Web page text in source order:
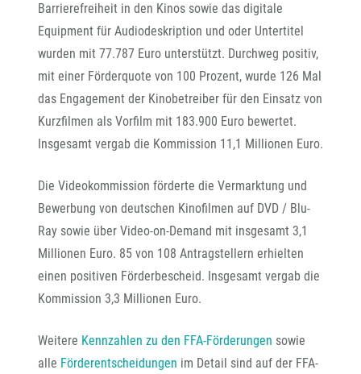
Barrierefreiheit in den Kinos sowie das digitale
Equipment für Audiodeskription und oder Untertitel
wurden mit 77.787 Euro unterstützt. Durchweg positiv,
mit einer Förderquote von 100 Prozent, wurde 126 Mal
das Engagement der Kinobetreiber für den Einsatz von
Kurzfilmen als Vorfilm mit 183.900 Euro bewertet.
Insgesamt vergab die Kommission 11,1 Millionen Euro.
Die Videokommission förderte die Vermarktung und
Bewerbung von deutschen Kinofilmen auf DVD / Blu-
Ray sowie über Video-on-Demand mit insgesamt 3,1
Millionen Euro. 85 von 108 Antragstellern erhielten
einen positiven Förderbescheid. Insgesamt vergab die
Kommission 3,3 Millionen Euro.
Weitere Kennzahlen zu den FFA-Förderungen sowie
alle Förderentscheidungen im Detail sind auf der FFA-